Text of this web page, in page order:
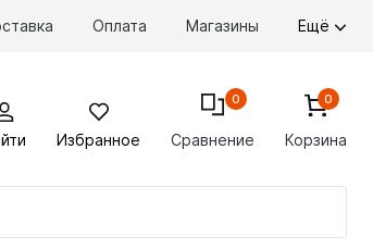
Оплата Магазины Ещё
Избранное Сравнение
0
Корзина
0